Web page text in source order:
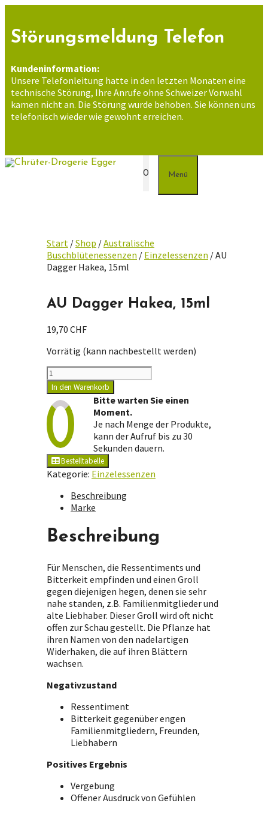
springen
Störungsmeldung Telefon
Kundeninformation:
Unsere Telefonleitung hatte in den letzten Monaten eine
technische Störung, Ihre Anrufe ohne Schweizer Vorwahl
kamen nicht an. Die Störung wurde behoben. Sie können uns
telefonisch wieder wie gewohnt erreichen.
0 Menü
Start /Shop /Australische
Buschblütenessenzen / Einzelessenzen / AU
Dagger Hakea, 15ml
AU Dagger Hakea, 15ml
19,70 CHF
Vorrätig (kann nachbestellt werden)
AU
Dagger
Hakea,
15ml
Menge
In den Warenkorb
Bitte warten Sie einen
Moment.
Je nach Menge der Produkte,
kann der Aufruf bis zu 30
Sekunden dauern.
Bestelltabelle
Kategorie: Einzelessenzen
Beschreibung
Marke
Beschreibung
Für Menschen, die Ressentiments und
Bitterkeit empfinden und einen Groll
gegen diejenigen hegen, denen sie sehr
nahe standen, z.B. Familienmitglieder und
alte Liebhaber. Dieser Groll wird oft nicht
offen zur Schau gestellt. Die Pflanze hat
ihren Namen von den nadelartigen
Widerhaken, die auf ihren Blättern
wachsen.
Negativzustand
Ressentiment
Bitterkeit gegenüber engen
Familienmitgliedern, Freunden,
Liebhabern
Positives Ergebnis
Vergebung
Offener Ausdruck von Gefühlen